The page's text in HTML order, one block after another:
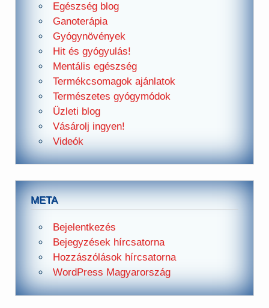
Egészség blog
Ganoterápia
Gyógynövények
Hit és gyógyulás!
Mentális egészség
Termékcsomagok ajánlatok
Természetes gyógymódok
Üzleti blog
Vásárolj ingyen!
Videók
META
Bejelentkezés
Bejegyzések hírcsatorna
Hozzászólások hírcsatorna
WordPress Magyarország